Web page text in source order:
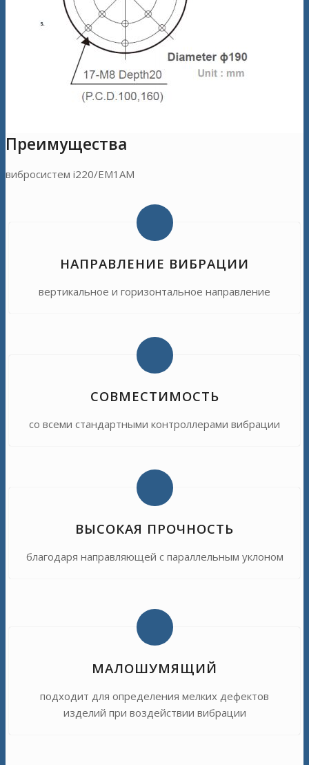
Преимущества
вибросистем i220/EM1AM
НАПРАВЛЕНИЕ ВИБРАЦИИ
вертикальное и горизонтальное направление
СОВМЕСТИМОСТЬ
со всеми стандартными контроллерами вибрации
ВЫСОКАЯ ПРОЧНОСТЬ
благодаря направляющей с параллельным уклоном
МАЛОШУМЯЩИЙ
подходит для определения мелких дефектов
изделий при воздействии вибрации